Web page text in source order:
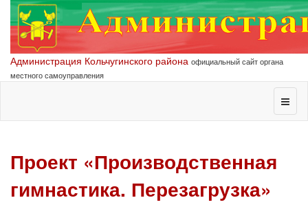
Администрация Кольчугинского района официальный сайт органа
местного самоуправления
Проект «Производственная
гимнастика. Перезагрузка»